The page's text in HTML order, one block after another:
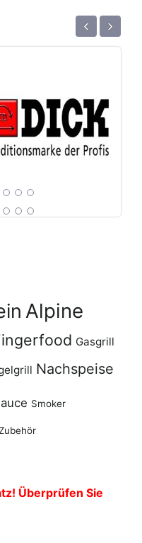
‹ ›
Alpine
Gasgrill
Nachspeise
Smoker
Überprüfen Sie